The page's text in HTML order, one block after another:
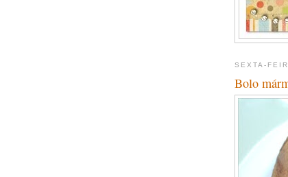
SEXTA-
Bolo